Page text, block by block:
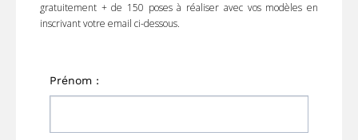
gratuitement + de 150 poses à réaliser avec vos modèles en
inscrivant votre email ci-dessous.